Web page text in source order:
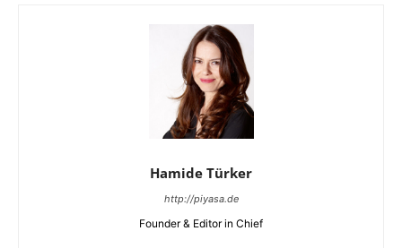
Hamide Türker
http://piyasa.de
Founder & Editor in Chief